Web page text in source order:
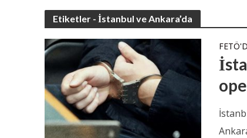
Etiketler - İstanbul ve Ankara’da